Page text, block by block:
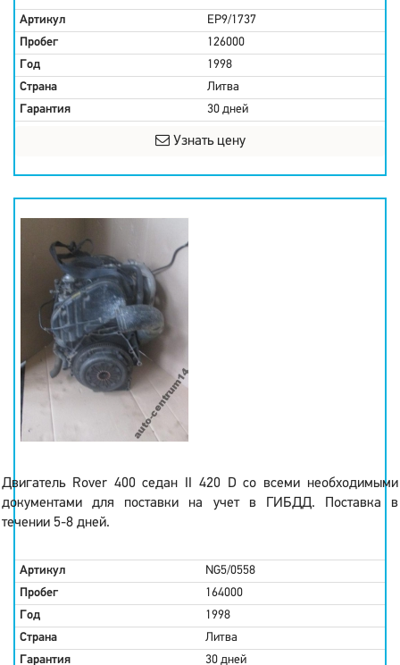
Артикул
EP9/1737
Пробег
126000
Год
1998
Страна
Литва
Гарантия
30 дней
Узнать цену
Двигатель Rover 400 седан II 420 D со всеми необходимыми
документами для поставки на учет в ГИБДД. Поставка в
течении 5-8 дней.
Артикул
NG5/0558
Пробег
164000
Год
1998
Страна
Литва
Гарантия
30 дней